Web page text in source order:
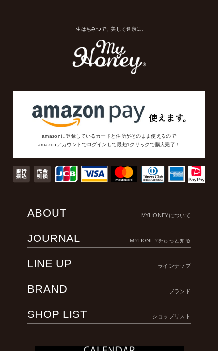
生はちみつで、美しく健康に。
amazonに登録しているカードと住所がそのまま使えるので
amazonアカウントでログイン して最短1クリックで購入完了！
ABOUT MYHONEYについて
JOURNAL MYHONEYをもっと知る
LINE UP ラインナップ
BRAND ブランド
SHOP LIST ショップリスト